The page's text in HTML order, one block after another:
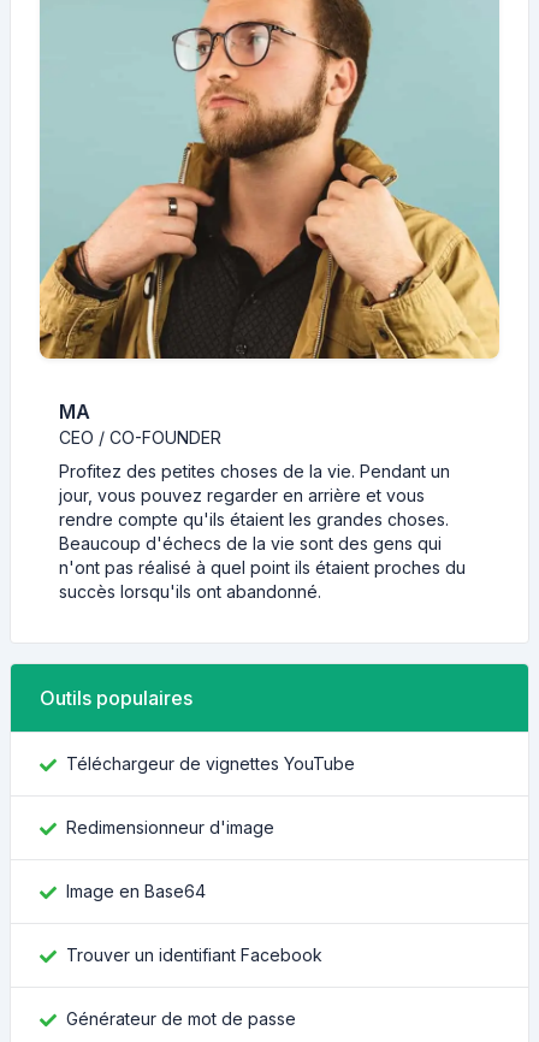
MA
CEO / CO-FOUNDER
Profitez des petites choses de la vie. Pendant un
jour, vous pouvez regarder en arrière et vous
rendre compte qu'ils étaient les grandes choses.
Beaucoup d'échecs de la vie sont des gens qui
n'ont pas réalisé à quel point ils étaient proches du
succès lorsqu'ils ont abandonné.
Outils populaires
Téléchargeur de vignettes YouTube
Redimensionneur d'image
Image en Base64
Trouver un identifiant Facebook
Générateur de mot de passe